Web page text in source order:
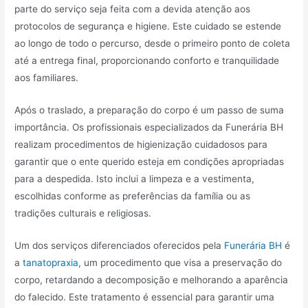
parte do serviço seja feita com a devida atenção aos
protocolos de segurança e higiene. Este cuidado se estende
ao longo de todo o percurso, desde o primeiro ponto de coleta
até a entrega final, proporcionando conforto e tranquilidade
aos familiares.
Após o traslado, a preparação do corpo é um passo de suma
importância. Os profissionais especializados da Funerária BH
realizam procedimentos de higienização cuidadosos para
garantir que o ente querido esteja em condições apropriadas
para a despedida. Isto inclui a limpeza e a vestimenta,
escolhidas conforme as preferências da família ou as
tradições culturais e religiosas.
Um dos serviços diferenciados oferecidos pela Funerária BH é
atanatopraxia, um procedimento que visa a preservação do
corpo, retardando a decomposição e melhorando a aparência
do falecido. Este tratamento é essencial para garantir uma